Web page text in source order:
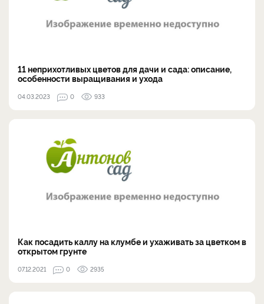
11 неприхотливых цветов для дачи и сада: описание,
особенности выращивания и ухода
04.03.2023 0 933
Как посадить каллу на клумбе и ухаживать за цветком в
открытом грунте
07.12.2021 0 2935